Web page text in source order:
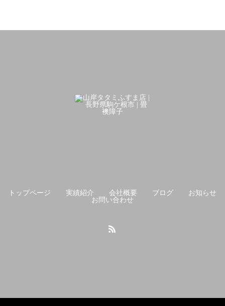
トップページ 実績紹介 会社概要 ブログ
お知らせ
お問い合わせ